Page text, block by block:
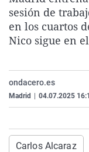
sesión de
en los cuartos
Nico sigue en
ondacero.es
Madrid 04.07.2025
Carlos Alcaraz